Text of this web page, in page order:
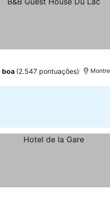
boa (2.547 pontuações)